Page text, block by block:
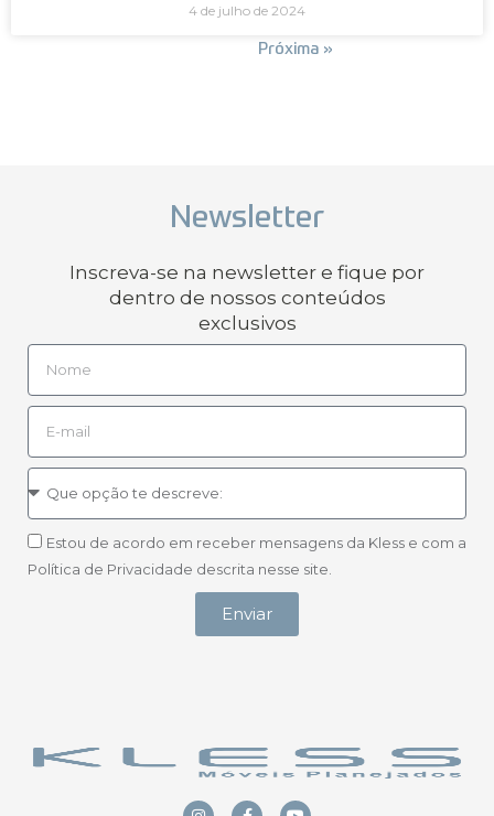
4 de julho de 2024
Próxima »
Newsletter
Inscreva-se na newsletter e fique por
dentro de nossos conteúdos
exclusivos
Estou de acordo em receber mensagens da Kless e com a
Política de Privacidade descrita nesse site.
Enviar